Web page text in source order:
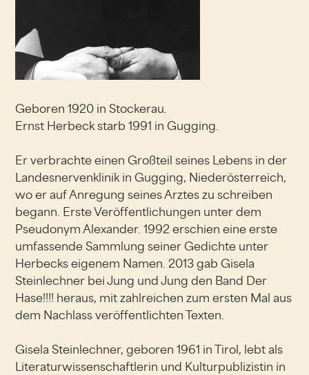
Geboren 1920 in Stockerau.
Ernst Herbeck starb 1991 in Gugging.
Er verbrachte einen Großteil seines Lebens in der
Landesnervenklinik in Gugging, Niederösterreich,
wo er auf Anregung seines Arztes zu schreiben
begann. Erste Veröffentlichungen unter dem
Pseudonym Alexander. 1992 erschien eine erste
umfassende Sammlung seiner Gedichte unter
Herbecks eigenem Namen. 2013 gab Gisela
Steinlechner bei Jung und Jung den Band Der
Hase!!!! heraus, mit zahlreichen zum ersten Mal aus
dem Nachlass veröffentlichten Texten.
Gisela Steinlechner, geboren 1961 in Tirol, lebt als
Literaturwissenschaftlerin und Kulturpublizistin in